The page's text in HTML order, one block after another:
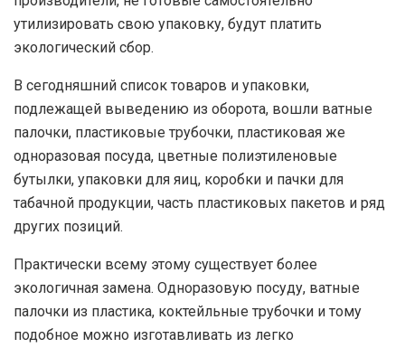
утилизировать свою упаковку, будут платить
экологический сбор.
В сегодняшний список товаров и упаковки,
подлежащей выведению из оборота, вошли ватные
палочки, пластиковые трубочки, пластиковая же
одноразовая посуда, цветные полиэтиленовые
бутылки, упаковки для яиц, коробки и пачки для
табачной продукции, часть пластиковых пакетов и ряд
других позиций.
Практически всему этому существует более
экологичная замена. Одноразовую посуду, ватные
палочки из пластика, коктейльные трубочки и тому
подобное можно изготавливать из легко